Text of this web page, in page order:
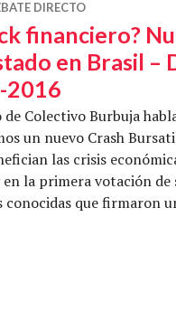
DIRECTO
financiero?
en Brasil –
2016
Colectivo Burbuja
un nuevo Crash
las crisis
la primera votación de
que firmaron
crack financiero?